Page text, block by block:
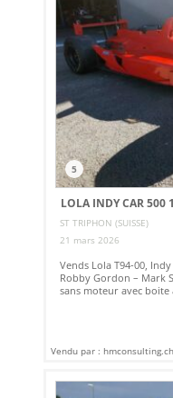
5
LOLA INDY CAR 500
ST TRIPHON (SUISSE)
21 mars 2026
Vends Lola T94-00,
Robby Gordon – Mark
sans moteur avec boite
Vendu par : hmconsulting.ch